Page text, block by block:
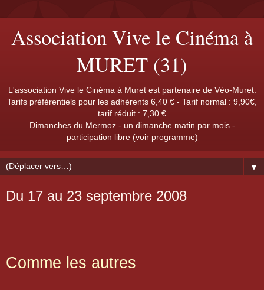
Association Vive le Cinéma à
MURET (31)
L'association Vive le Cinéma à Muret est partenaire de Véo-Muret.
Tarifs préférentiels pour les adhérents 6,40 € - Tarif normal : 9,90€,
tarif réduit : 7,30 €
Dimanches du Mermoz - un dimanche matin par mois -
participation libre (voir programme)
▼
Du 17 au 23 septembre 2008
Comme les autres